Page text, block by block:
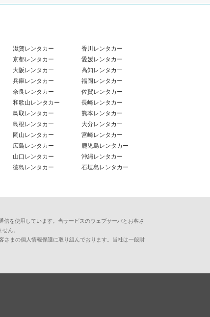
滋賀レンタカー
京都レンタカー
大阪レンタカー
兵庫レンタカー
奈良レンタカー
和歌山レンタカー
鳥取レンタカー
島根レンタカー
岡山レンタカー
広島レンタカー
山口レンタカー
徳島レンタカー
香川レンタカー
愛媛レンタカー
高知レンタカー
福岡レンタカー
佐賀レンタカー
長崎レンタカー
熊本レンタカー
大分レンタカー
宮崎レンタカー
鹿児島レンタカー
沖縄レンタカー
石垣島レンタカー
を使用しています。当サービスのウェブサーバとお客さ
ん。
さまの個人情報保護に取り組んでおります。当社は一般財